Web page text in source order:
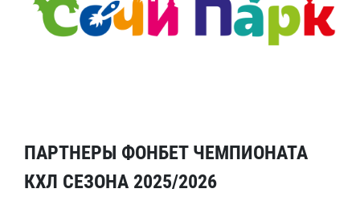
ПАРТНЕРЫ ФОНБЕТ ЧЕМПИОНАТА
КХЛ СЕЗОНА 2025/2026